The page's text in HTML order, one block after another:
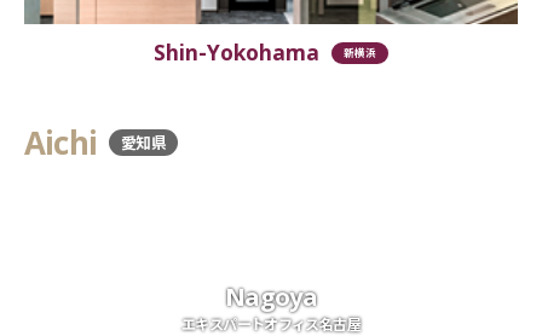
Shin-Yokohama 新横浜
Aichi 愛知県
Nagoya
エキスパートオフィス名古屋